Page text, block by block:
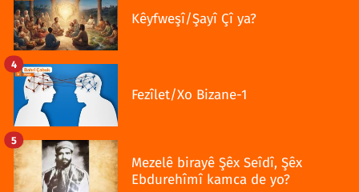
Kêyfweşî/Şayî Çî ya?
Fezîlet/Xo Bizane-1
4
Mezelê birayê Şêx Seîdî, Şêx
Ebdurehîmî kamca de yo?
5